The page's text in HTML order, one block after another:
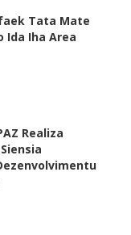
Tata Mate
Ida Iha Area
Realiza